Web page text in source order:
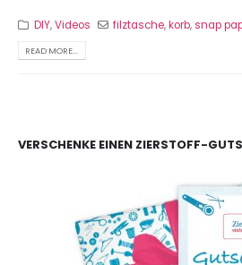
DIY,Videos filztasche,korb,snap
READ MORE...
VERSCHENKE EINEN ZIERSTOFF-